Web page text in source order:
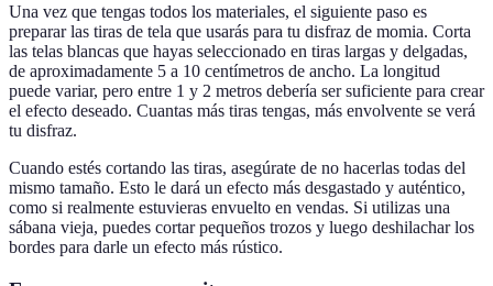
Una vez que tengas todos los materiales, el siguiente paso es
preparar las tiras de tela que usarás para tu disfraz de momia. Corta
las telas blancas que hayas seleccionado en tiras largas y delgadas,
de aproximadamente 5 a 10 centímetros de ancho. La longitud
puede variar, pero entre 1 y 2 metros debería ser suficiente para crear
el efecto deseado. Cuantas más tiras tengas, más envolvente se verá
tu disfraz.
Cuando estés cortando las tiras, asegúrate de no hacerlas todas del
mismo tamaño. Esto le dará un efecto más desgastado y auténtico,
como si realmente estuvieras envuelto en vendas. Si utilizas una
sábana vieja, puedes cortar pequeños trozos y luego deshilachar los
bordes para darle un efecto más rústico.